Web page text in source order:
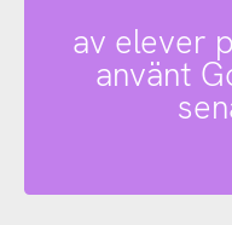
av elever
använt